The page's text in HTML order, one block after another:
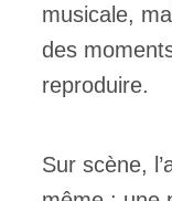
musicale,
des
reproduire.
Sur scène,